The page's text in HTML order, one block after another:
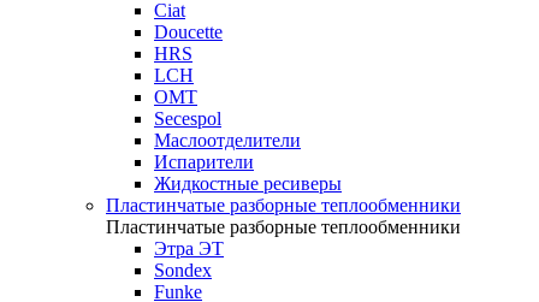
Ciat
Doucette
HRS
LCH
OMT
Secespol
Маслоотделители
Испарители
Жидкостные ресиверы
Пластинчатые разборные теплообменники
Пластинчатые разборные теплообменники
Этра ЭТ
Sondex
Funke